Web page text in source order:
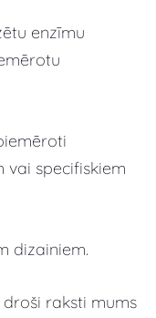
enzīmu
vai specifiskiem
dizainiem.
raksti mums